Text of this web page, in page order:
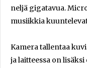
neljä gigatavua.
musiikkia
Kamera tallentaa
ja laitteessa on